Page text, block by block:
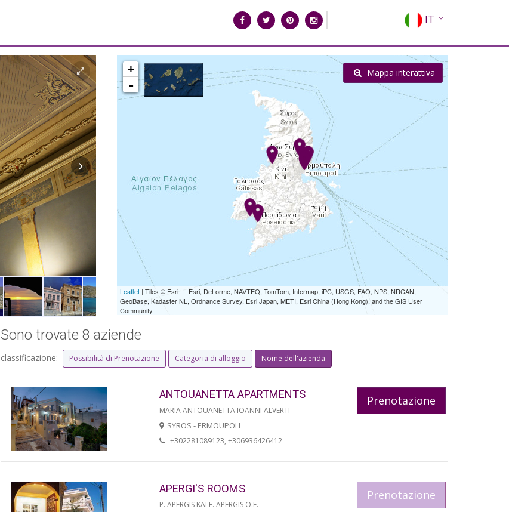
IT
EN
EL
RU
syros_vaporia_F268133321.jpg
+
-
Leaflet | Tiles © Esri — Esri, DeLorme, NAVTEQ, TomTom, Intermap, iPC, USGS, FAO, NPS, NRCAN,
GeoBase, Kadaster NL, Ordnance Survey, Esri Japan, METI, Esri China (Hong Kong), and the GIS User
Community
Mappa interattiva
Sono trovate 8 aziende
classificazione: Possibilità di Prenotazione Categoria di alloggio Nome dell'azienda
ANTOUANETTA APARTMENTS
MARIA ANTOUANETTA IOANNI ALVERTI
SYROS - ERMOUPOLI
+302281089123, +306936426412
Prenotazione
APERGI'S ROOMS
P. APERGIS KAI F. APERGIS O.E.
Prenotazione